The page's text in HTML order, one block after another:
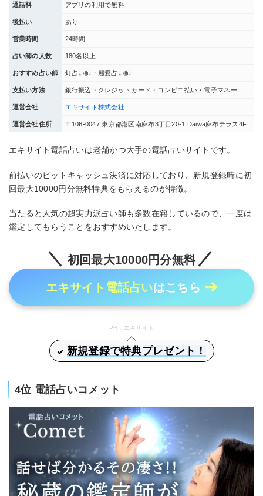
通話料 アプリの利用で無料
後払い あり
営業時間 24時間
占い師の人数 180名以上
おすすめ占い師 灯占い師・麗愛占い師
支払い方法 銀行振込・クレジットカード・コンビニ払い・電子マネー
運営会社 エキサイト株式会社
運営会社住所 〒106-0047 東京都港区南麻布3丁目20‐1 Daiwa麻布テラス4F
エキサイト電話占いは老舗かつ大手の電話占いサイトです。
前払いのビットキャッシュ決済に対応しており、新規登録時に初
回最大10000円分無料特典をもらえるのが特徴。
当たると人気の超実力派占い師も多数在籍しているので、一度は
鑑定してもらうことをおすすめいたします。
初回最大10000円分無料
エキサイト電話占いはこちら
PR：エキサイト
新規登録で特典プレゼント！
4位 電話占いコメット